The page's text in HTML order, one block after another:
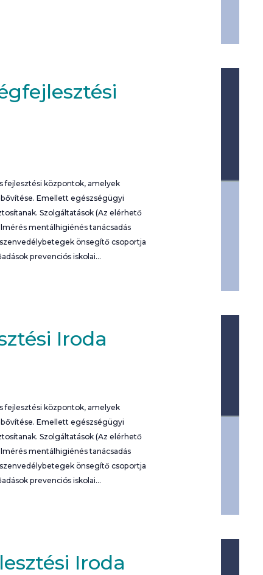
fejlesztési központok, amelyek
Emellett egészségügyi
Szolgáltatások (Az elérhető
mentálhigiénés tanácsadás
önsegítő csoportja
prevenciós iskolai…
Iroda
fejlesztési központok, amelyek
Emellett egészségügyi
Szolgáltatások (Az elérhető
mentálhigiénés tanácsadás
önsegítő csoportja
prevenciós iskolai…
Iroda